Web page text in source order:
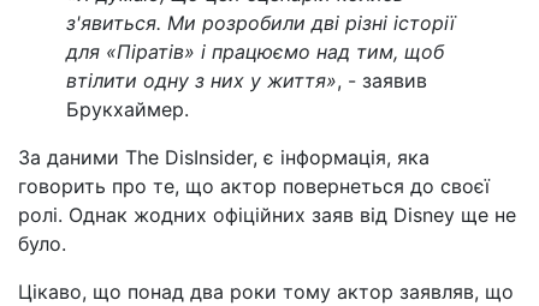
з'явиться. Ми розробили дві різні історії
для «Піратів» і працюємо над тим, щоб
втілити одну з них у життя», - заявив
Брукхаймер.
За даними The DisInsider, є інформація, яка
говорить про те, що актор повернеться до своєї
ролі. Однак жодних офіційних заяв від Disney ще не
було.
Цікаво, що понад два роки тому актор заявляв, що